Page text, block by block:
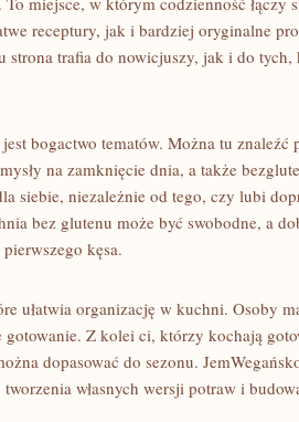
receptury, jak i bardziej oryginalne
strona trafia do nowicjuszy, jak i do
bogactwo tematów. Można tu
na zamknięcie dnia, a także
siebie, niezależnie od tego, czy lubi
bez glutenu może być swobodne, a
kęsa.
ułatwia organizację w kuchni. Osoby
gotowanie. Z kolei ci, którzy kochają
dopasować do sezonu.
tworzenia własnych wersji potraw i